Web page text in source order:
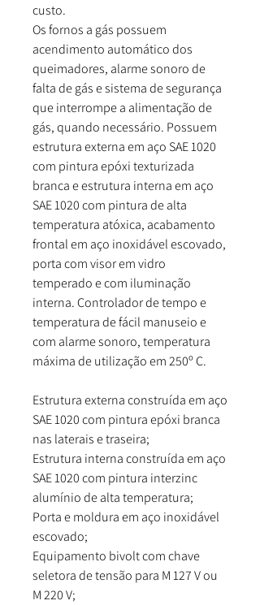
custo.
Os fornos a gás possuem
acendimento automático dos
queimadores, alarme sonoro de
falta de gás e sistema de segurança
que interrompe a alimentação de
gás, quando necessário. Possuem
estrutura externa em aço SAE 1020
com pintura epóxi texturizada
branca e estrutura interna em aço
SAE 1020 com pintura de alta
temperatura atóxica, acabamento
frontal em aço inoxidável escovado,
porta com visor em vidro
temperado e com iluminação
interna. Controlador de tempo e
temperatura de fácil manuseio e
com alarme sonoro, temperatura
máxima de utilização em 250º C.
Estrutura externa construída em aço
SAE 1020 com pintura epóxi branca
nas laterais e traseira;
Estrutura interna construída em aço
SAE 1020 com pintura interzinc
alumínio de alta temperatura;
Porta e moldura em aço inoxidável
escovado;
Equipamento bivolt com chave
seletora de tensão para M 127 V ou
M 220 V;